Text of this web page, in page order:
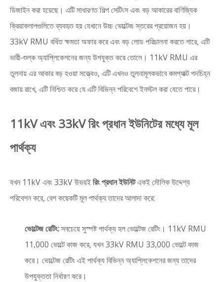
ডিজাইন করা হয়েছে। এটি সাধারণত শিল্প সেটিংস এবং বড় আকারের বাণিজ্যিক
ক্রিয়াকলাপগুলিতে ব্যবহৃত হয় যেখানে উচ্চ ভোল্টেজ স্তরের প্রয়োজন হয়।
33kV RMU বর্ধিত ক্ষমতা অফার করে এবং বড় লোড পরিচালনা করতে পারে, এটি
ভারী-শুল্ক অ্যাপ্লিকেশনের জন্য উপযুক্ত করে তোলে। 11kV RMU এর
তুলনায় এর আকার বড় হওয়া সত্ত্বেও, এটি এখনও তুলনামূলকভাবে কমপ্যাক্ট পদচিহ্ন
বজায় রাখে, এটি নিশ্চিত করে যে এটি বিভিন্ন পরিবেশে ইনস্টল করা যেতে পারে।
11kV এবং 33kV রিং প্রধান ইউনিটের মধ্যে মূল
পার্থক্য
যখন 11kV এবং 33kV উভয়ইরিং প্রধান ইউনিটএকই মৌলিক উদ্দেশ্য
পরিবেশন করে, বেশ কয়েকটি মূল পার্থক্য তাদের আলাদা করে:
ভোল্টেজ রেটিং:সবচেয়ে সুস্পষ্ট পার্থক্য হল ভোল্টেজ রেটিং। 11kV RMU
11,000 ভোল্টে কাজ করে, যখন 33kV RMU 33,000 ভোল্টে কাজ
করে। ভোল্টেজ রেটিং এই পার্থক্য বিভিন্ন অ্যাপ্লিকেশনের জন্য তাদের
উপযুক্ততা নির্ধারণ করে।